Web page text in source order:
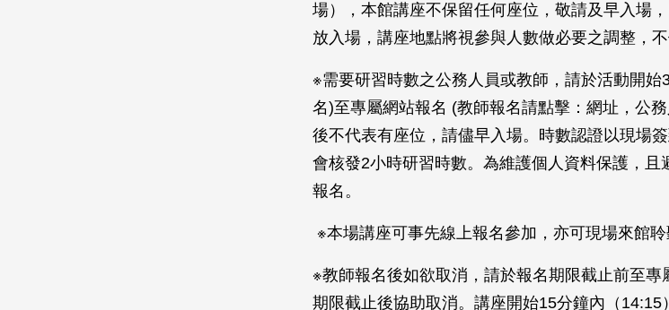
場），本館講座不保留任何座位，敬請及早入場
放入場，講座地點將視參與人數做必要之調整，不
※需要研習時數之公務人員或教師，請於活動開
名)至專屬網站報名 (教師報名請點擊：網址，公
後不代表有座位，請儘早入場。時數認證以現場
會核發2小時研習時數。為維護個人資料保護，
報名。
※本場講座可事先線上報名參加，亦可現場來館聆
※教師報名後如欲取消，請於報名期限截止前至專
期限截止後協助取消。講座開始15分鐘內（14:15